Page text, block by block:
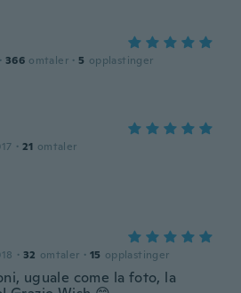
· 366 omtaler · 5 opplastinger
· 21 omtaler
· 32 omtaler · 15 opplastinger
uguale come la foto, la